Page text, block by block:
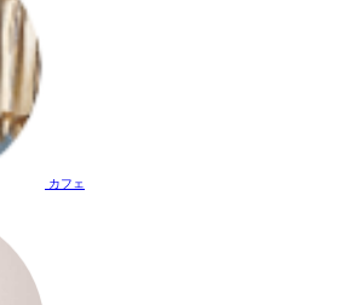
カフェ